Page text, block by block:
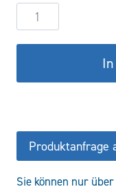
Hydraulikzylinder
DW70/35-
300
Menge
Produktanfrage
Sie können nur